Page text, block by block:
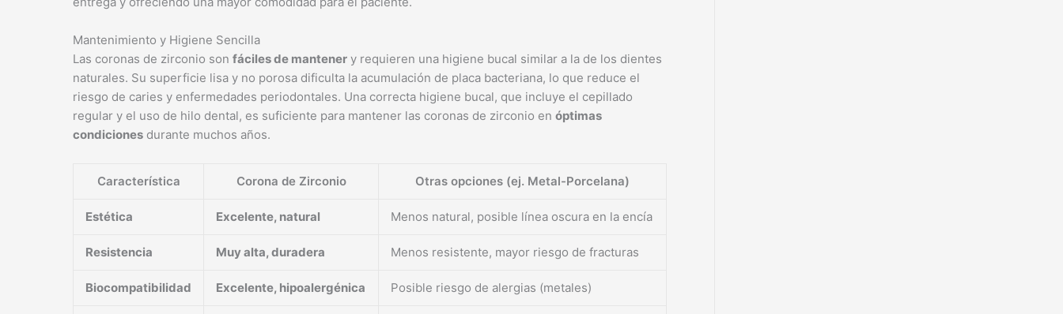
Mantenimiento y Higiene Sencilla
Las coronas de zirconio son fáciles de mantener y requieren una higiene bucal similar a la de los dientes
naturales. Su superficie lisa y no porosa dificulta la acumulación de placa bacteriana, lo que reduce el
riesgo de caries y enfermedades periodontales. Una correcta higiene bucal, que incluye el cepillado
regular y el uso de hilo dental, es suficiente para mantener las coronas de zirconio en óptimas
condiciones durante muchos años.
Característica Corona de Zirconio Otras opciones (ej. Metal-Porcelana)
Estética Excelente, natural Menos natural, posible línea oscura en la encía
Resistencia Muy alta, duradera Menos resistente, mayor riesgo de fracturas
Biocompatibilidad Excelente, hipoalergénica Posible riesgo de alergias (metales)